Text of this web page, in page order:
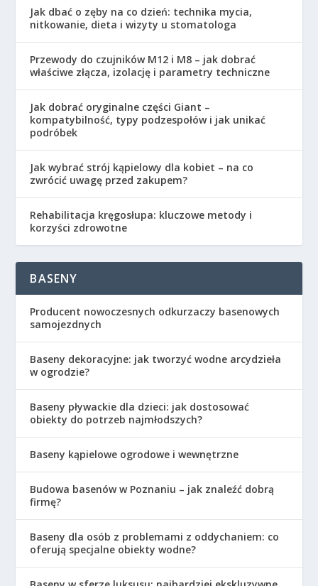
Jak dbać o zęby na co dzień: technika mycia,
nitkowanie, dieta i wizyty u stomatologa
Przewody do czujników M12 i M8 – jak dobrać
właściwe złącza, izolację i parametry techniczne
Jak dobrać oryginalne części Giant –
kompatybilność, typy podzespołów i jak unikać
podróbek
Jak wybrać strój kąpielowy dla kobiet – na co
zwrócić uwagę przed zakupem?
Rehabilitacja kręgosłupa: kluczowe metody i
korzyści zdrowotne
BASENY
Producent nowoczesnych odkurzaczy basenowych
samojezdnych
Baseny dekoracyjne: jak tworzyć wodne arcydzieła
w ogrodzie?
Baseny pływackie dla dzieci: jak dostosować
obiekty do potrzeb najmłodszych?
Baseny kąpielowe ogrodowe i wewnętrzne
Budowa basenów w Poznaniu – jak znaleźć dobrą
firmę?
Baseny dla osób z problemami z oddychaniem: co
oferują specjalne obiekty wodne?